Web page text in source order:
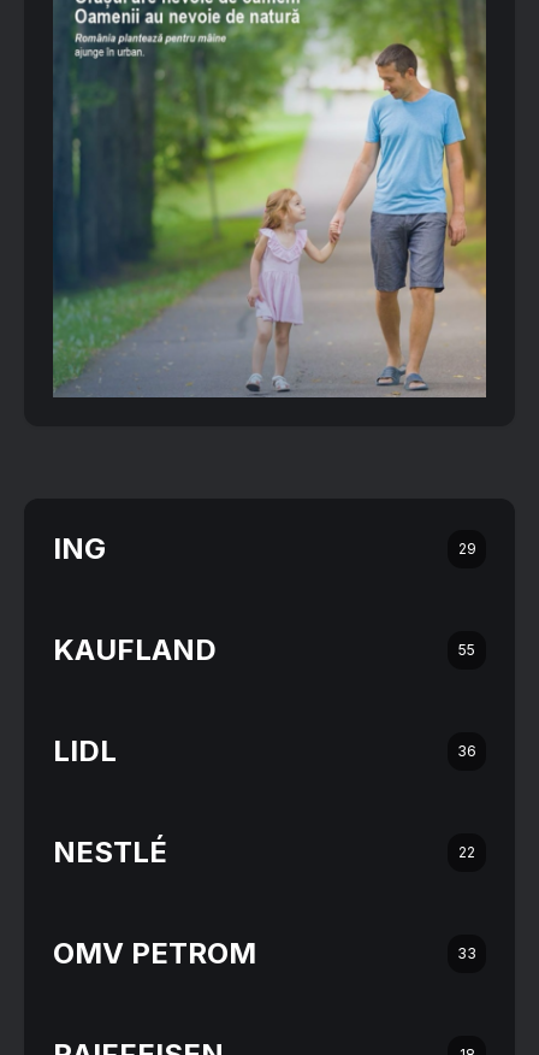
ING 29
KAUFLAND 55
LIDL 36
NESTLÉ 22
OMV PETROM 33